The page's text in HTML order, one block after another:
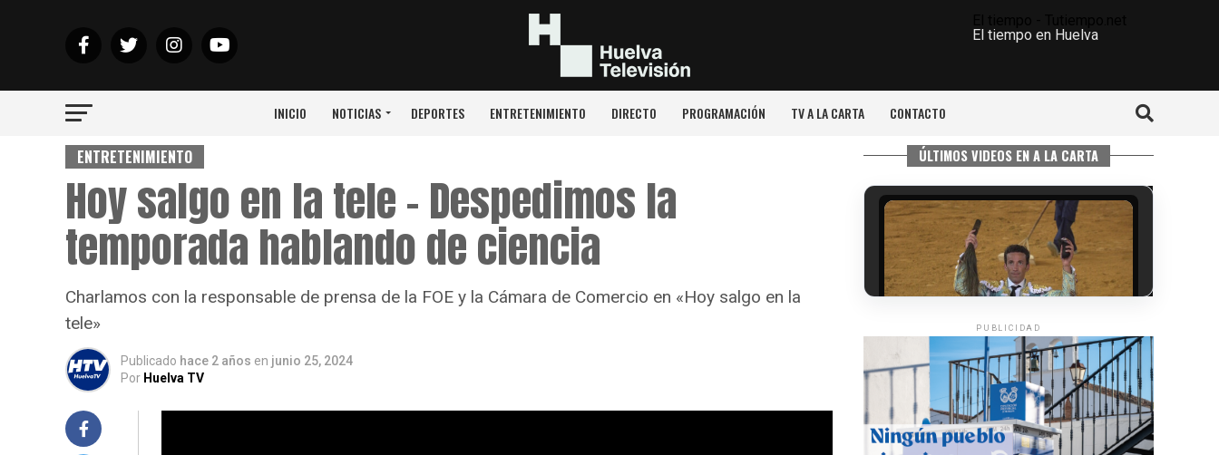
El tiempo en Huelva
INICIO NOTICIAS DEPORTES ENTRETENIMIENTO DIRECTO PROGRAMACIÓN TV A LA CARTA CONTACTO
ENTRETENIMIENTO
Hoy salgo en la tele – Despedimos la
temporada hablando de ciencia
Charlamos con la responsable de prensa de la FOE y la Cámara de Comercio en «Hoy salgo en la
tele»
Publicado hace 2 años en junio 25, 2024
Por Huelva TV
ÚLTIMOS VIDEOS EN A LA CARTA
6º DÍA DE LAS FIESTAS COLOMBINAS
2026
·Huelvatv
PUBLICIDAD